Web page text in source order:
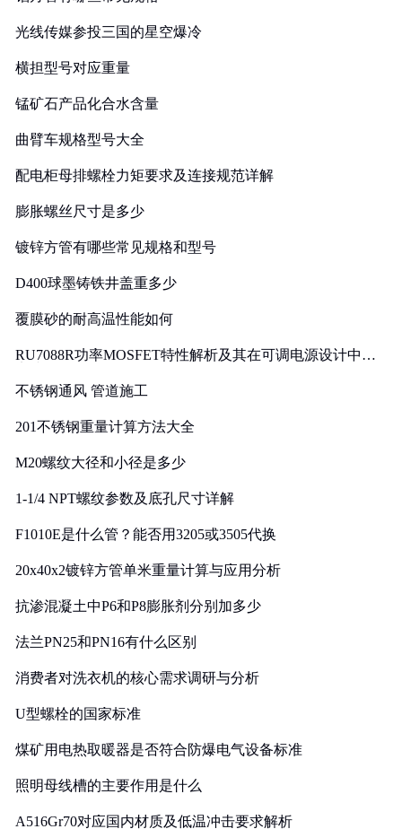
光线传媒参投三国的星空爆冷
横担型号对应重量
锰矿石产品化合水含量
曲臂车规格型号大全
配电柜母排螺栓力矩要求及连接规范详解
膨胀螺丝尺寸是多少
镀锌方管有哪些常见规格和型号
D400球墨铸铁井盖重多少
覆膜砂的耐高温性能如何
RU7088R功率MOSFET特性解析及其在可调电源设计中的
不锈钢通风 管道施工
201不锈钢重量计算方法大全
M20螺纹大径和小径是多少
1-1/4 NPT螺纹参数及底孔尺寸详解
F1010E是什么管？能否用3205或3505代换
20x40x2镀锌方管单米重量计算与应用分析
抗渗混凝土中P6和P8膨胀剂分别加多少
法兰PN25和PN16有什么区别
消费者对洗衣机的核心需求调研与分析
U型螺栓的国家标准
煤矿用电热取暖器是否符合防爆电气设备标准
照明母线槽的主要作用是什么
A516Gr70对应国内材质及低温冲击要求解析